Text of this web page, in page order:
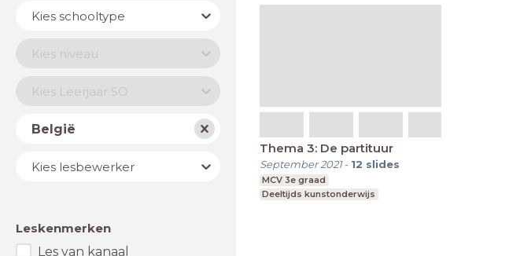
Schooltype
Kies schooltype
Niveau
Kies niveau
JaarKies Leerjaar SO
LandBelgië
Lesbewerker
Kies lesbewerker
Leskenmerken
Les van kanaal
Thema 3: De partituur
September 2021- 12 slides
MCV 3e graad
Deeltijds kunstonderwijs